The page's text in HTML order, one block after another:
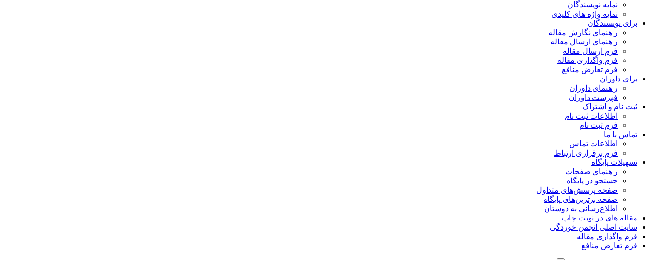
نمایه نویسندگان
نمایه واژه های کلیدی
برای نویسندگان
راهنمای نگارش مقاله
راهنمای ارسال مقاله
فرم ارسال مقاله
فرم واگذاری مقاله
فرم تعارض منافع
برای داوران
راهنمای داوران
فهرست داوران
ثبت نام و اشتراک
اطلاعات ثبت نام
فرم ثبت نام
تماس با ما
اطلاعات تماس
فرم برقراری ارتباط
تسهیلات پایگاه
راهنمای صفحات
جستجو در پایگاه
صفحه پرسش‌های متداول
صفحه برترین‌های پایگاه
اطلاع‌رسانی به دوستان
مقاله های در نوبت چاپ
سایت اصلی انجمن خوردگی
فرم واگذاری مقاله
فرم تعارض منافع